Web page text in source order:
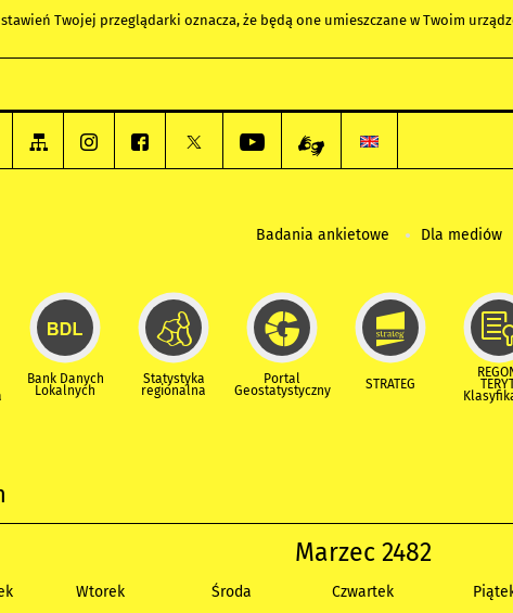
Twojej przeglądarki oznacza, że będą one umieszczane w Twoim
Badania ankietowe Dla mediów
Bank Danych
Lokalnych
Statystyka
regionalna
Portal
Geostatystyczny STRATEG
Marzec 2482
Wtorek Środa Czwartek